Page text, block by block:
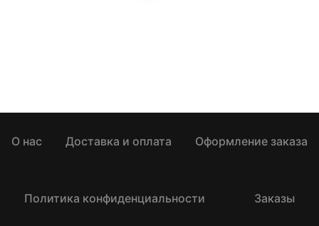
О нас Доставка и оплата Оформление заказа
Политика конфиденциальности Заказы